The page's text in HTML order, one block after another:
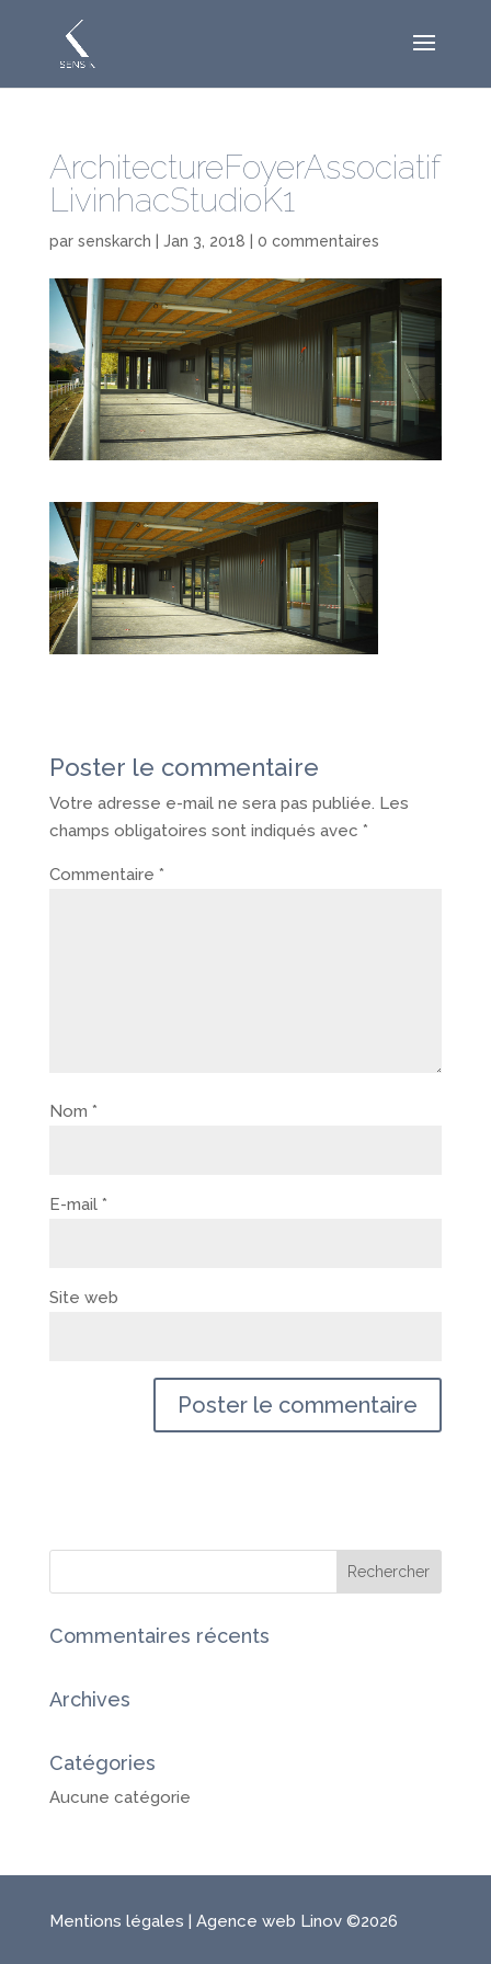
ArchitectureFoyerAssociatif
LivinhacStudioK1
par senskarch Jan 3, 2018 0 commentaires
Poster le commentaire
Votre adresse e-mail ne sera pas publiée. Les
champs obligatoires sont indiqués avec *
Commentaire *
Nom *
E-mail *
Site web
Commentaires récents
Archives
Catégories
Aucune catégorie
Mentions légales | Agence web Linov©2026